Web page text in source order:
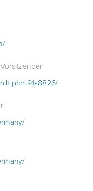
phd-91a8826/